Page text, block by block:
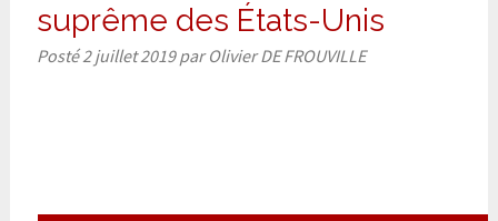
suprême des États-Unis
Posté2 juillet 2019 par Olivier DE FROUVILLE